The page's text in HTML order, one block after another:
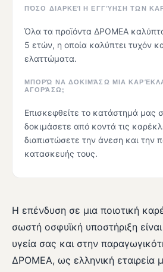
ΠΌΣΟ ΔΙΑΡΚΕΊ Η ΕΓΓΎΗΣΗ ΤΩΝ
Όλα τα προϊόντα ΔΡΟΜΕΑ
5 ετών, η οποία καλύπτει τυχόν
ελαττώματα.
ΜΠΟΡΏ ΝΑ ΔΟΚΙΜΆΣΩ ΜΙΑ
ΑΓΟΡΆΣΩ;
Επισκεφθείτε το κατάστημά μας
δοκιμάσετε από κοντά τις
διαπιστώσετε την άνεση και την
κατασκευής τους.
Η επένδυση σε μια ποιοτική
σωστή οσφυϊκή υποστήριξη
υγεία σας και στην
ΔΡΟΜΕΑ, ως ελληνική εταιρεία